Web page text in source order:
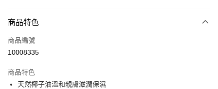
信用卡一次付款
超商取貨付款
Apple Pay
商品特色
商品編號
10008335
商品特色
天然椰子油溫和親膚滋潤保濕